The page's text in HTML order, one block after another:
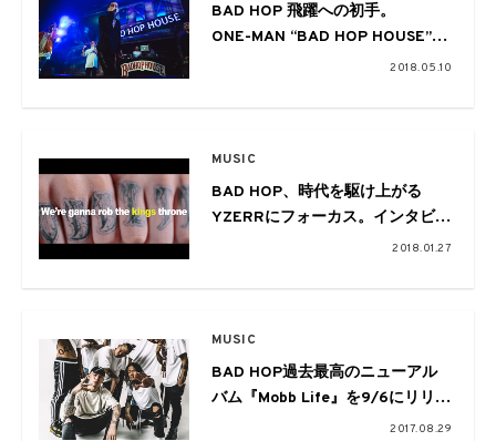
BAD HOP 飛躍への初手。
ONE-MAN “BAD HOP HOUSE”
2018.05.10
MUSIC
BAD HOP、時代を駆け上がる
YZERRにフォーカス。インタビュ
2018.01.27
MUSIC
BAD HOP過去最高のニューアル
バム『Mobb Life』を9/6にリリー
2017.08.29